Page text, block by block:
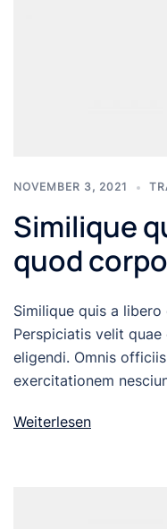
NOVEMBER 3, 2021
Similique
quod
Similique quis a
Perspiciatis velit
eligendi. Omnis
exercitationem
Weiterlesen